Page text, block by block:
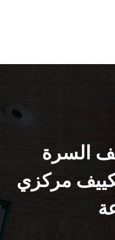
السرة
فني تكييف مركزي